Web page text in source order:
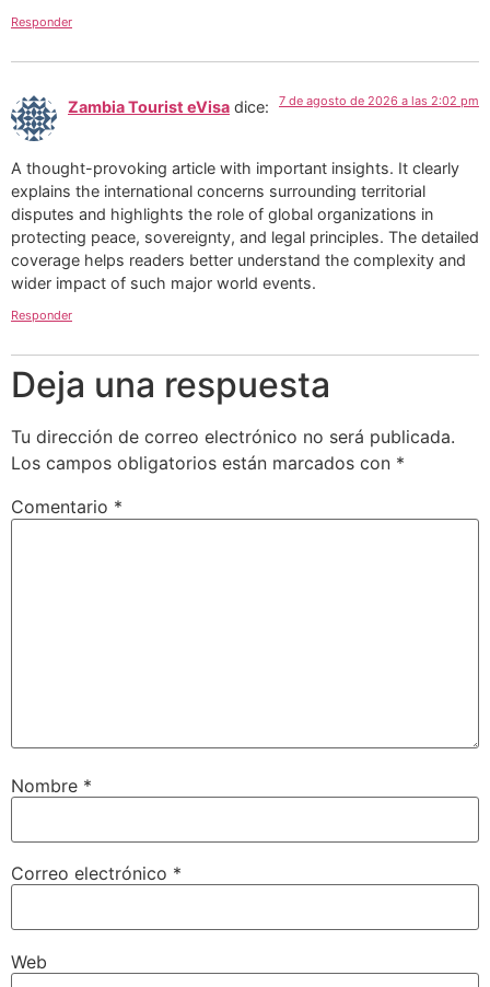
Responder
Zambia Tourist eVisa dice: 7 de agosto de 2026 a las 2:02 pm
A thought-provoking article with important insights. It clearly
explains the international concerns surrounding territorial
disputes and highlights the role of global organizations in
protecting peace, sovereignty, and legal principles. The detailed
coverage helps readers better understand the complexity and
wider impact of such major world events.
Responder
Deja una respuesta
Tu dirección de correo electrónico no será publicada.
Los campos obligatorios están marcados con *
Comentario *
Nombre *
Correo electrónico *
Web